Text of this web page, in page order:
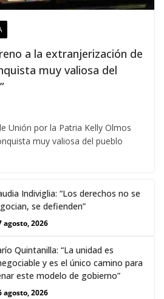
a la extranjerización de
muy valiosa del
Unión por la Patria Kelly Olmos
muy valiosa del pueblo
Indiviglia: “Los derechos no se
se defienden”
agosto, 2026
Quintanilla: “La unidad es
y es el único camino para
este modelo de gobierno”
agosto, 2026